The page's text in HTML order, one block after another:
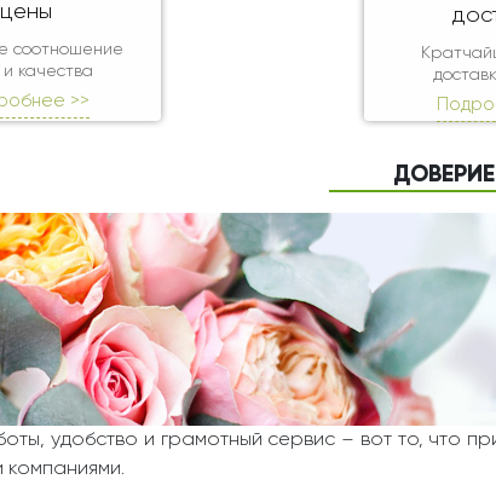
цены
соотношение
качества
>>
удобство и грамотный сервис – вот то, что
компаниями.